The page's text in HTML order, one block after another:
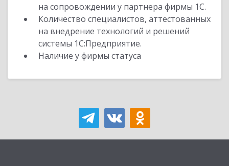
на сопровождении у партнера фирмы 1С.
Количество специалистов, аттестованных
на внедрение технологий и решений
системы 1С:Предприятие.
Наличие у фирмы статуса